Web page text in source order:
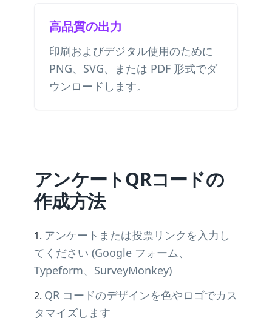
高品質の出力
印刷およびデジタル使用のために
PNG、SVG、または PDF 形式でダ
ウンロードします。
アンケートQRコードの
作成方法
アンケートまたは投票リンクを入力し
てください (Google フォーム、
Typeform、SurveyMonkey)
QR コードのデザインを色やロゴでカス
タマイズします